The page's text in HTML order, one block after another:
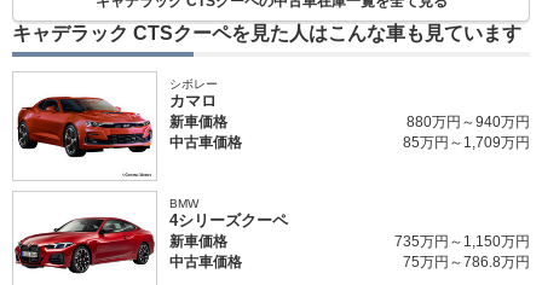
キャデラック CTSクーペを見た人はこんな車も見ています
シボレー
カマロ
新車価格
880万円～940万円
中古車価格
85万円～1,709万円
BMW
4シリーズクーペ
新車価格
735万円～1,150万円
中古車価格
75万円～786.8万円